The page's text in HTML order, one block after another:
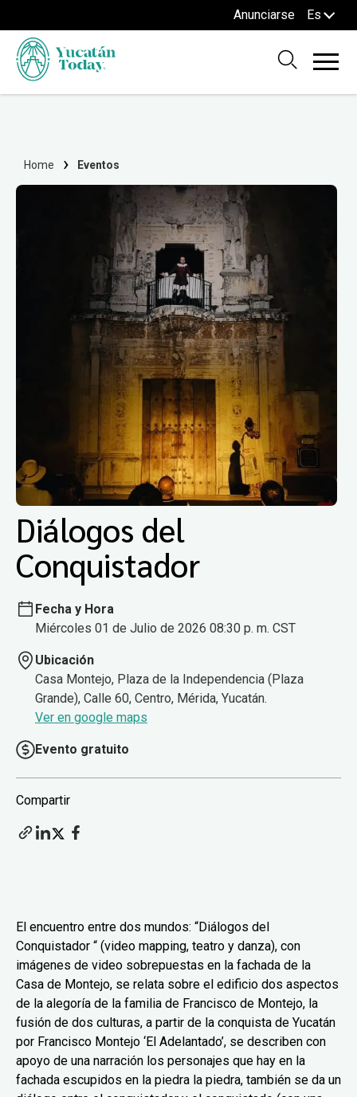
Anunciarse Es
Home Eventos
Diálogos del
Conquistador
Fecha y Hora
Miércoles 01 de Julio de 2026 08:30 p. m. CST
Ubicación
Casa Montejo, Plaza de la Independencia (Plaza
Grande), Calle 60, Centro, Mérida, Yucatán.
Ver en google maps
Evento gratuito
Compartir
El encuentro entre dos mundos: “Diálogos del
Conquistador “ (video mapping, teatro y danza), con
imágenes de video sobrepuestas en la fachada de la
Casa de Montejo, se relata sobre el edificio dos aspectos
de la alegoría de la familia de Francisco de Montejo, la
fusión de dos culturas, a partir de la conquista de Yucatán
por Francisco Montejo ‘El Adelantado’, se describen con
apoyo de una narración los personajes que hay en la
fachada escupidos en la piedra la piedra, también se da un